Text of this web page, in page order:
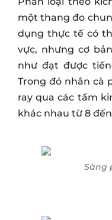
một thang đo
dụng thực tế có
vực, nhưng cơ
như đạt được
Trong đó nhân cà
ray qua các tấm
khác nhau từ 8
Sàng